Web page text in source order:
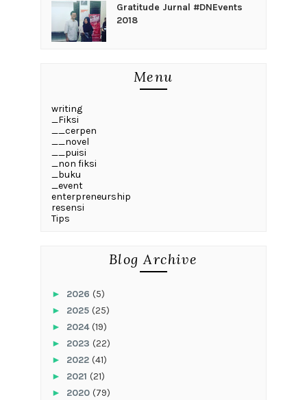
Gratitude Jurnal #DNEvents
2018
Menu
writing
_Fiksi
__cerpen
__novel
__puisi
_non fiksi
_buku
_event
enterpreneurship
resensi
Tips
Blog Archive
► 2026 (5)
► 2025 (25)
► 2024(19)
► 2023 (22)
► 2022 (41)
► 2021 (21)
► 2020 (79)